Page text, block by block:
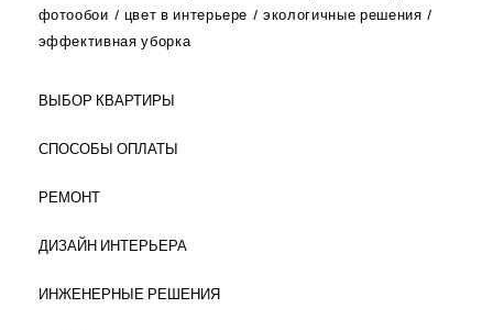
фотообои
цвет в интерьере
экологичные решения
эффективная уборка
ВЫБОР КВАРТИРЫ
СПОСОБЫ ОПЛАТЫ
РЕМОНТ
ДИЗАЙН ИНТЕРЬЕРА
ИНЖЕНЕРНЫЕ РЕШЕНИЯ